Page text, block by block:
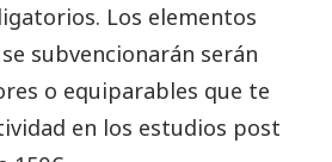
Los elementos
subvencionarán serán
o equiparables que te
en los estudios post